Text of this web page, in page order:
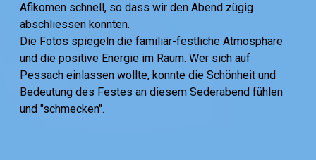
Afikomen schnell, so dass wir den Abend zügig
abschliessen konnten.
Die Fotos spiegeln die familiär-festliche Atmosphäre
und die positive Energie im Raum. Wer sich auf
Pessach einlassen wollte, konnte die Schönheit und
Bedeutung des Festes an diesem Sederabend fühlen
und "schmecken".